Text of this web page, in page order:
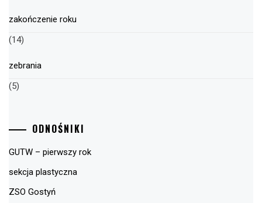
zakończenie roku
(14)
zebrania
(5)
ODNOŚNIKI
GUTW – pierwszy rok
sekcja plastyczna
ZSO Gostyń